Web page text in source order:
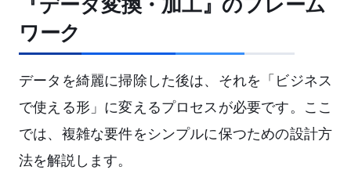
ワーク
データを綺麗に掃除した後は、それを「ビジネス
で使える形」に変えるプロセスが必要です。ここ
では、複雑な要件をシンプルに保つための設計方
法を解説します。